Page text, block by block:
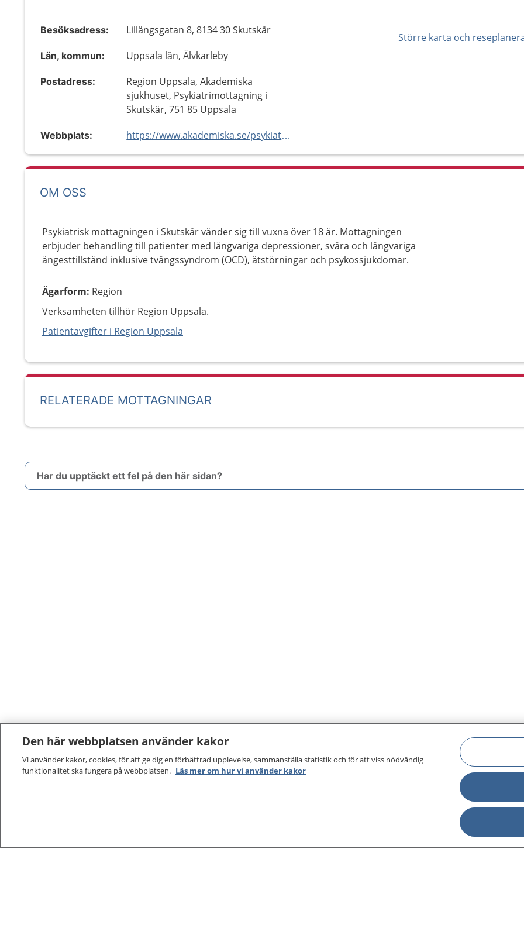
Större karta och
Besöksadress: Lillängsgatan 8, 8134 30 Skutskär
Län, kommun: Uppsala län, Älvkarleby
Postadress:
Region Uppsala, Akademiska
sjukhuset, Psykiatrimottagning i
Skutskär, 751 85 Uppsala
Webbplats: https://www.akademiska.se/psykiatriskmottagningiskutskar
OM OSS
Psykiatrisk mottagningen i Skutskär vänder sig till vuxna över 18 år. Mottagningen
erbjuder behandling till patienter med långvariga depressioner, svåra och långvariga
ångesttillstånd inklusive tvångssyndrom (OCD), ätstörningar och psykossjukdomar.
Ägarform: Region
Verksamheten tillhör Region Uppsala.
Patientavgifter i Region Uppsala
RELATERADE MOTTAGNINGAR
Har du upptäckt ett fel på den här sidan?
Den här webbplatsen använder kakor
Vi använder kakor, cookies, för att ge dig en förbättrad upplevelse, sammanställa statistik och för att viss nödvändig
funktionalitet ska fungera på webbplatsen. Läs mer om hur vi använder kakor